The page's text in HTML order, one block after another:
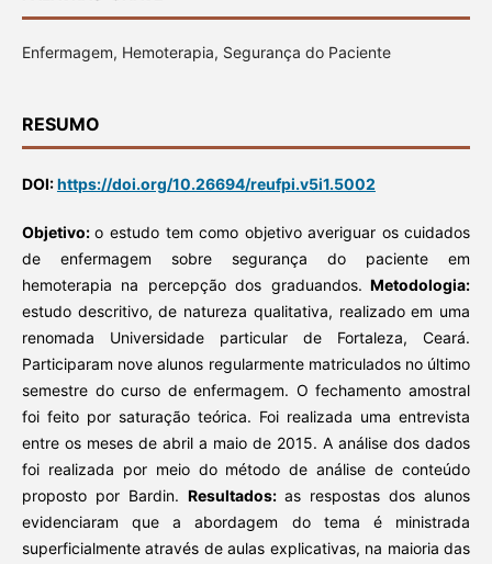
Enfermagem, Hemoterapia, Segurança do Paciente
RESUMO
DOI:https://doi.org/10.26694/reufpi.v5i1.5002
Objetivo:o estudo tem como objetivo averiguar os cuidados
de enfermagem sobre segurança do paciente em
hemoterapia na percepção dos graduandos. Metodologia:
estudo descritivo, de natureza qualitativa, realizado em uma
renomada Universidade particular de Fortaleza, Ceará.
Participaram nove alunos regularmente matriculados no último
semestre do curso de enfermagem. O fechamento amostral
foi feito por saturação teórica. Foi realizada uma entrevista
entre os meses de abril a maio de 2015. A análise dos dados
foi realizada por meio do método de análise de conteúdo
proposto por Bardin. Resultados:as respostas dos alunos
evidenciaram que a abordagem do tema é ministrada
superficialmente através de aulas explicativas, na maioria das